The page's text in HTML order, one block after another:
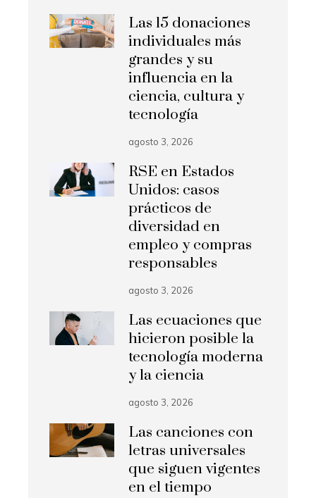
Las 15 donaciones
individuales más
grandes y su
influencia en la
ciencia, cultura y
tecnología
agosto 3, 2026
RSE en Estados
Unidos: casos
prácticos de
diversidad en
empleo y compras
responsables
agosto 3, 2026
Las ecuaciones que
hicieron posible la
tecnología moderna
y la ciencia
agosto 3, 2026
Las canciones con
letras universales
que siguen vigentes
en el tiempo